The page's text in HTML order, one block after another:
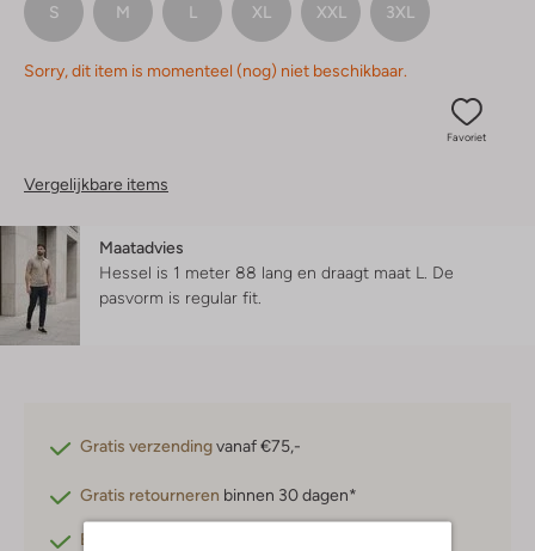
S M L XL XXL 3XL
Sorry, dit item is momenteel (nog) niet beschikbaar.
Favoriet
Vergelijkbare items
Maatadvies
Hessel is 1 meter 88 lang en draagt maat L. De
pasvorm is regular fit
Gratis verzendingvanaf €75,-
Gratis retourneren binnen 30 dagen*
Betaal achteraf